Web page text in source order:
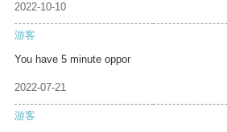
2022-10-10
游客
You have 5 minute oppor
2022-07-21
游客